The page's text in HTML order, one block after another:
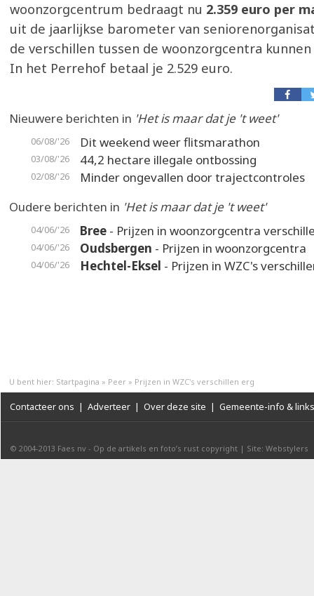
woonzorgcentrum bedraagt nu 2.359 euro per
uit de jaarlijkse barometer van
de verschillen tussen de woonzorgcentra
In het Perrehof betaal je 2.529 euro.
Nieuwere berichten in 'Het is maar dat je 't weet'
06/08/'26 Dit weekend weer flitsmarathon
03/08/'26 44,2 hectare illegale ontbossing
02/08/'26
Minder ongevallen door trajectcontroles
Oudere berichten in 'Het is maar dat je 't weet'
04/06/'26 Bree - Prijzen in woonzorgcentra
04/06/'26 Oudsbergen - Prijzen in woonzorgcentra
04/06/'26 Hechtel-Eksel - Prijzen in WZC's
U bent hier: Startpagina » Peer » Prijzen in WZC's verschillen erg
Contacteer ons | Adverteer | Over deze site | Gemeente-info & links
© 2004-2013 Faes nv - Op de artikels en foto’s rust copyright | Site: Webstylers